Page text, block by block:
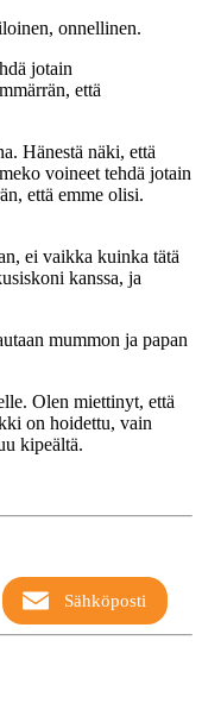
onnellinen.
jotain
että
Hänestä näki, että
voineet tehdä jotain
että emme olisi.
ei vaikka kuinka tätä
kanssa, ja
mummon ja papan
Olen miettinyt, että
on hoidettu, vain
kipeältä.
Sähköposti